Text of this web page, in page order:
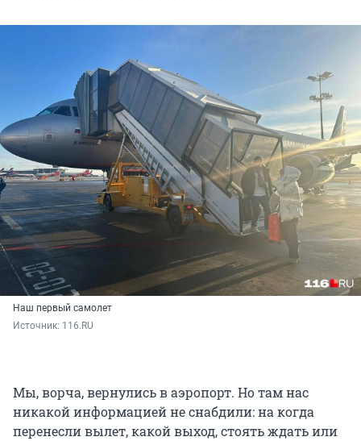
Наш первый самолет
Источник: 116.RU
Мы, ворча, вернулись в аэропорт. Но там нас
никакой информацией не снабдили: на когда
перенесли вылет, какой выход, стоять ждать или